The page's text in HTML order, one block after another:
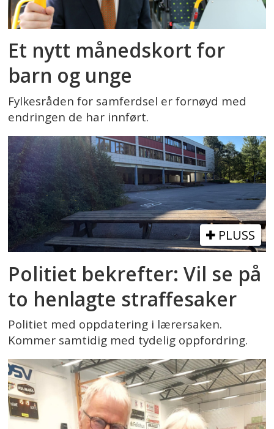
Et nytt månedskort for
barn og unge
Fylkesråden for samferdsel er fornøyd med
endringen de har innført.
PLUSS
Politiet bekrefter: Vil se på
to henlagte straffesaker
Politiet med oppdatering i lærersaken.
Kommer samtidig med tydelig oppfordring.